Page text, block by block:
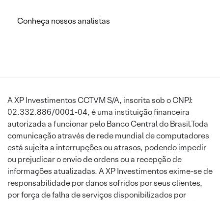
Conheça nossos analistas
A XP Investimentos CCTVM S/A, inscrita sob o CNPJ:
02.332.886/0001-04, é uma instituição financeira
autorizada a funcionar pelo Banco Central do Brasil.Toda
comunicação através de rede mundial de computadores
está sujeita a interrupções ou atrasos, podendo impedir
ou prejudicar o envio de ordens ou a recepção de
informações atualizadas. A XP Investimentos exime-se de
responsabilidade por danos sofridos por seus clientes,
por força de falha de serviços disponibilizados por